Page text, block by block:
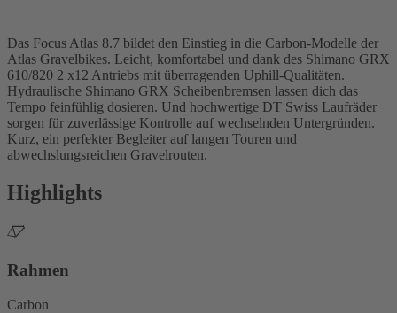
Das Focus Atlas 8.7 bildet den Einstieg in die Carbon-Modelle der
Atlas Gravelbikes. Leicht, komfortabel und dank des Shimano GRX
610/820 2 x12 Antriebs mit überragenden Uphill-Qualitäten.
Hydraulische Shimano GRX Scheibenbremsen lassen dich das
Tempo feinfühlig dosieren. Und hochwertige DT Swiss Laufräder
sorgen für zuverlässige Kontrolle auf wechselnden Untergründen.
Kurz, ein perfekter Begleiter auf langen Touren und
abwechslungsreichen Gravelrouten.
Highlights
Rahmen
Carbon